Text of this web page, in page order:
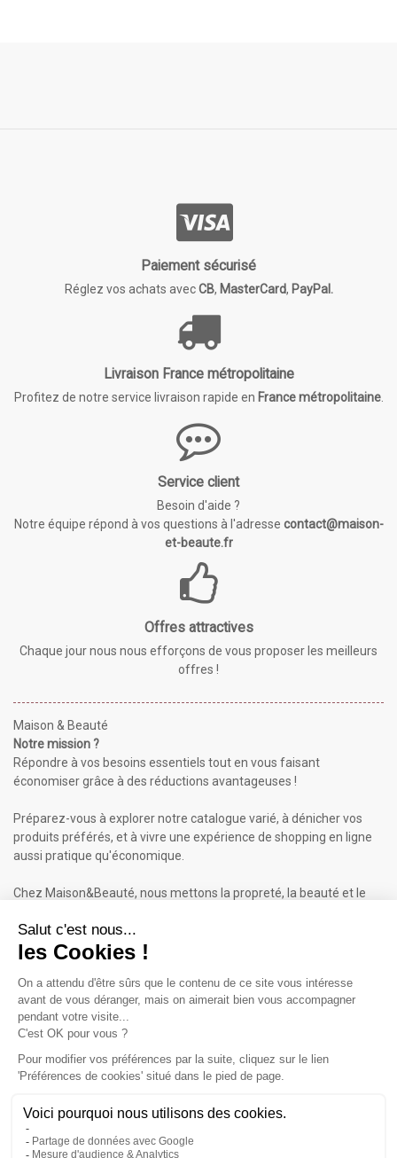
Paiement sécurisé
Réglez vos achats avecCB, MasterCard, PayPal.
Livraison France métropolitaine
Profitez de notre service livraison rapide en France métropolitaine.
Service client
Besoin d'aide ?
Notre équipe répond à vos questions à l'adresse contact@maison-
et-beaute.fr
Offres attractives
Chaque jour nous nous efforçons de vous proposer les meilleurs
offres !
Maison & Beauté
Notre mission ?
Répondre à vos besoins essentiels tout en vous faisant
économiser grâce à des réductions avantageuses !
Préparez-vous à explorer notre catalogue varié, à dénicher vos
produits préférés, et à vivre une expérience de shopping en ligne
aussi pratique qu'économique.
Chez Maison&Beauté, nous mettons la propreté, la beauté et le
Maison & Beauté : Informations
À propos de nous
Conditions générales de vente (CGV)
Plan du site
Contactez-nous
Inscrivez-vous à notre Newsletter